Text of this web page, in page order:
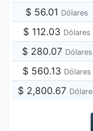
$ 56.01 Dólares
$ 112.03 Dólares
$ 280.07 Dólares
$ 560.13 Dólares
$ 2,800.67